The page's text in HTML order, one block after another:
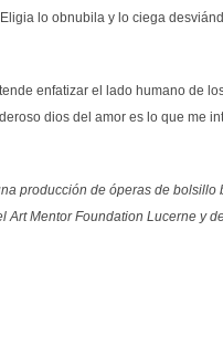
lo obnubila y lo ciega
enfatizar el lado humano de
dios del amor es lo que me
producción de óperas de bolsillo
Art Mentor Foundation Lucerne y